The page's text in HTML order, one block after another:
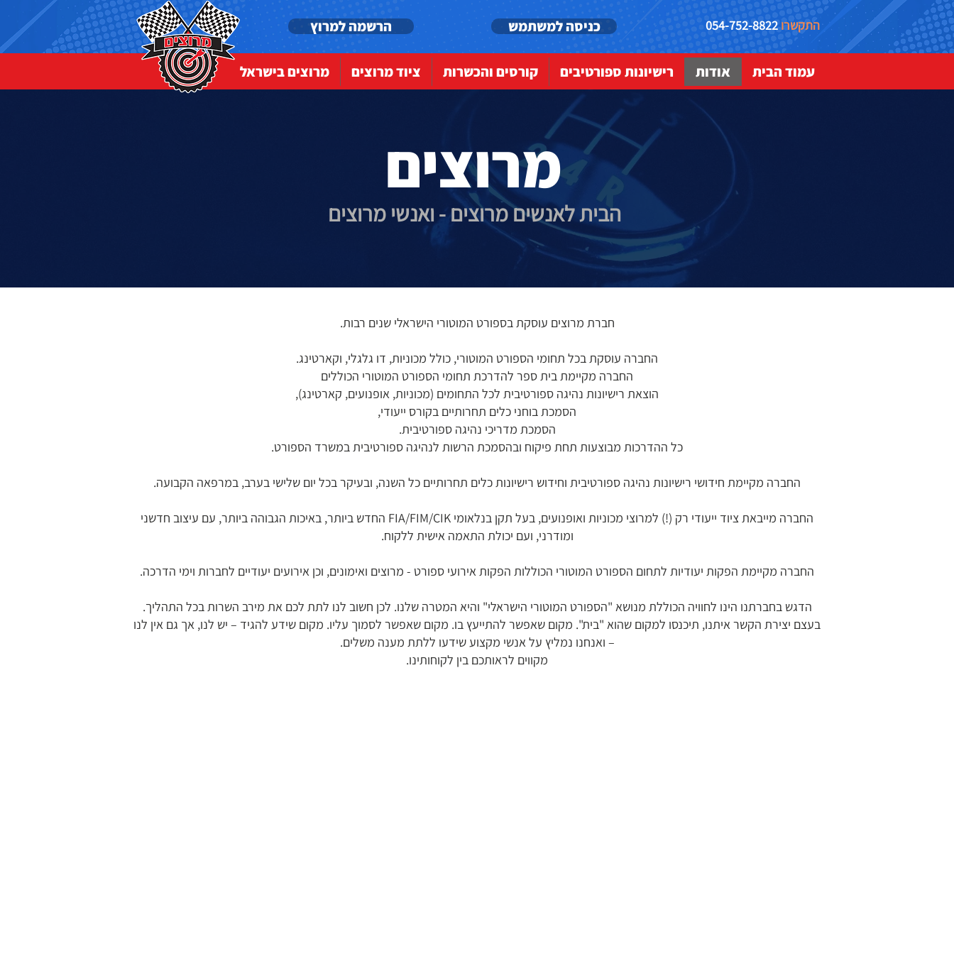
עמוד הבית אודות רישיונות ספורטיבים קורסים והכשרות ציוד מרוצים מרוצים בישראל
הרשמה למרוץ כניסה למשתמש התקשרו054-752-8822
מרוצים
הבית לאנשים מרוצים - ואנשי מרוצים
חברת מרוצים עוסקת בספורט המוטורי הישראלי שנים רבות.
החברה עוסקת בכל תחומי הספורט המוטורי, כולל מכוניות, דו גלגלי, וקארטינג.
החברה מקיימת בית ספר להדרכת תחומי הספורט המוטורי הכוללים
הוצאת רישיונות נהיגה ספורטיבית לכל התחומים (מכוניות, אופנועים, קארטינג),
הסמכת בוחני כלים תחרותיים בקורס ייעודי,
הסמכת מדריכי נהיגה ספורטיבית.
כל ההדרכות מבוצעות תחת פיקוח ובהסמכת הרשות לנהיגה ספורטיבית במשרד הספורט.
החברה מקיימת חידושי רישיונות נהיגה ספורטיבית וחידוש רישיונות כלים תחרותיים כל השנה, ובעיקר בכל יום שלישי בערב, במרפאה הקבועה.
החברה מייבאת ציוד ייעודי רק (!) למרוצי מכוניות ואופנועים, בעל תקן בנלאומי FIA/FIM/CIK החדש ביותר, באיכות הגבוהה ביותר, עם עיצוב חדשני
ומודרני, ועם יכולת התאמה אישית ללקוח.
החברה מקיימת הפקות יעודיות לתחום הספורט המוטורי הכוללות הפקות אירועי ספורט - מרוצים ואימונים, וכן אירועים יעודיים לחברות וימי הדרכה.
הדגש בחברתנו הינו לחוויה הכוללת מנושא "הספורט המוטורי הישראלי" והיא המטרה שלנו. לכן חשוב לנו לתת לכם את מירב השרות בכל התהליך.
בעצם יצירת הקשר איתנו, תיכנסו למקום שהוא "בית". מקום שאפשר להתייעץ בו. מקום שאפשר לסמוך עליו. מקום שידע להגיד – יש לנו, אך גם אין לנו
– ואנחנו נמליץ על אנשי מקצוע שידעו ללתת מענה משלים.
מקווים לראותכם בין לקוחותינו.